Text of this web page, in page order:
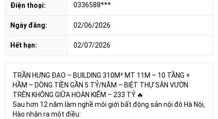
Điện thoại: 0336588***
Ngày đăng: 02/06/2026
Hết hạn: 02/07/2026
TRẦN HƯNG ĐẠO – BUILDING 310M² MT 11M – 10 TẦNG +
HẦM – DÒNG TIỀN GẦN 5 TỶ/NĂM – BIỆT THỰ SÂN VƯỜN
TRÊN KHÔNG GIỮA HOÀN KIẾM – 233 TỶ 🔥
Sau hơn 12 năm làm nghề môi giới bất động sản nội đô Hà Nội,
Hào nhận ra một điều: